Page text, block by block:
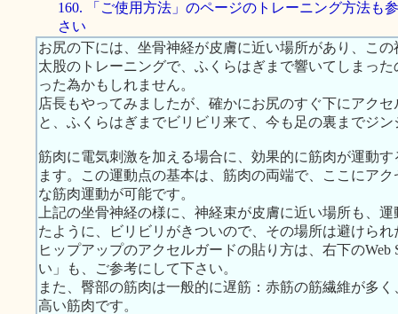
160. 「ご使用方法」のページのトレーニング方法も
さい
お尻の下には、坐骨神経が皮膚に近い場所があり、こ
太股のトレーニングで、ふくらはぎまで響いてしまっ
った為かもしれません。
店長もやってみましたが、確かにお尻のすぐ下にアク
と、ふくらはぎまでビリビリ来て、今も足の裏までジ
筋肉に電気刺激を加える場合に、効果的に筋肉が運動
ます。この運動点の基本は、筋肉の両端で、ここにア
な筋肉運動が可能です。
上記の坐骨神経の様に、神経束が皮膚に近い場所も、
たように、ビリビリがきついので、その場所は避けら
ヒップアップのアクセルガードの貼り方は、右下の
い」も、ご参考にして下さい。
また、臀部の筋肉は一般的に遅筋：赤筋の筋繊維が多
高い筋肉です。